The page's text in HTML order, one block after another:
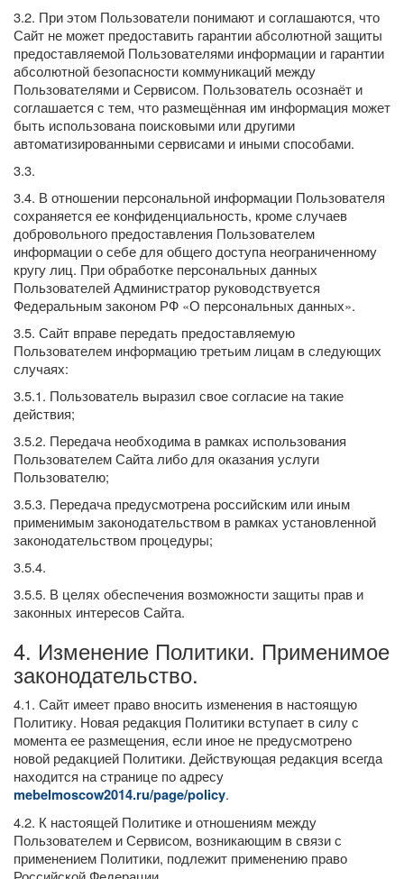
3.2. При этом Пользователи понимают и соглашаются, что
Сайт не может предоставить гарантии абсолютной защиты
предоставляемой Пользователями информации и гарантии
абсолютной безопасности коммуникаций между
Пользователями и Сервисом. Пользователь осознаёт и
соглашается с тем, что размещённая им информация может
быть использована поисковыми или другими
автоматизированными сервисами и иными способами.
3.3.
3.4. В отношении персональной информации Пользователя
сохраняется ее конфиденциальность, кроме случаев
добровольного предоставления Пользователем
информации о себе для общего доступа неограниченному
кругу лиц. При обработке персональных данных
Пользователей Администратор руководствуется
Федеральным законом РФ «О персональных данных».
3.5. Сайт вправе передать предоставляемую
Пользователем информацию третьим лицам в следующих
случаях:
3.5.1. Пользователь выразил свое согласие на такие
действия;
3.5.2. Передача необходима в рамках использования
Пользователем Сайта либо для оказания услуги
Пользователю;
3.5.3. Передача предусмотрена российским или иным
применимым законодательством в рамках установленной
законодательством процедуры;
3.5.4.
3.5.5. В целях обеспечения возможности защиты прав и
законных интересов Сайта.
4. Изменение Политики. Применимое
законодательство.
4.1. Сайт имеет право вносить изменения в настоящую
Политику. Новая редакция Политики вступает в силу с
момента ее размещения, если иное не предусмотрено
новой редакцией Политики. Действующая редакция всегда
находится на странице по адресу
mebelmoscow2014.ru/page/policy.
4.2. К настоящей Политике и отношениям между
Пользователем и Сервисом, возникающим в связи с
применением Политики, подлежит применению право